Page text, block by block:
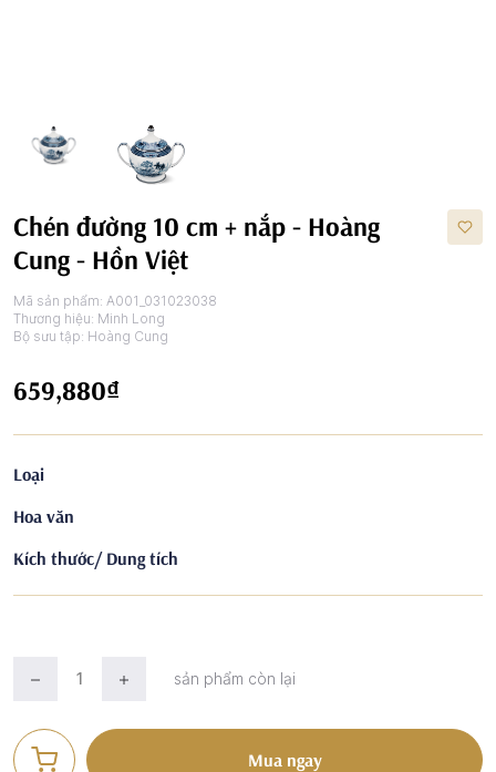
Chén đường 10 cm + nắp - Hoàng
Cung - Hồn Việt
Mã sản phẩm: A001_031023038
Thương hiệu: Minh Long
Bộ sưu tập: Hoàng Cung
659,880₫
Loại
Hoa văn
Kích thước/ Dung tích
sản phẩm còn lại
Mua ngay